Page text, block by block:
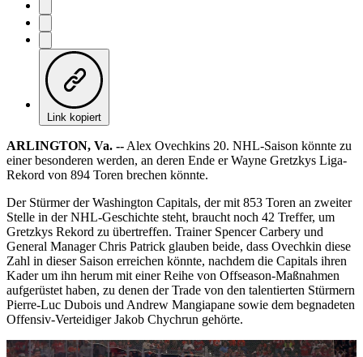
Link kopiert
ARLINGTON, Va. -- Alex Ovechkins 20. NHL-Saison könnte zu
einer besonderen werden, an deren Ende er Wayne Gretzkys Liga-
Rekord von 894 Toren brechen könnte.
Der Stürmer der Washington Capitals, der mit 853 Toren an zweiter
Stelle in der NHL-Geschichte steht, braucht noch 42 Treffer, um
Gretzkys Rekord zu übertreffen. Trainer Spencer Carbery und
General Manager Chris Patrick glauben beide, dass Ovechkin diese
Zahl in dieser Saison erreichen könnte, nachdem die Capitals ihren
Kader um ihn herum mit einer Reihe von Offseason-Maßnahmen
aufgerüstet haben, zu denen der Trade von den talentierten Stürmern
Pierre-Luc Dubois und Andrew Mangiapane sowie dem begnadeten
Offensiv-Verteidiger Jakob Chychrun gehörte.